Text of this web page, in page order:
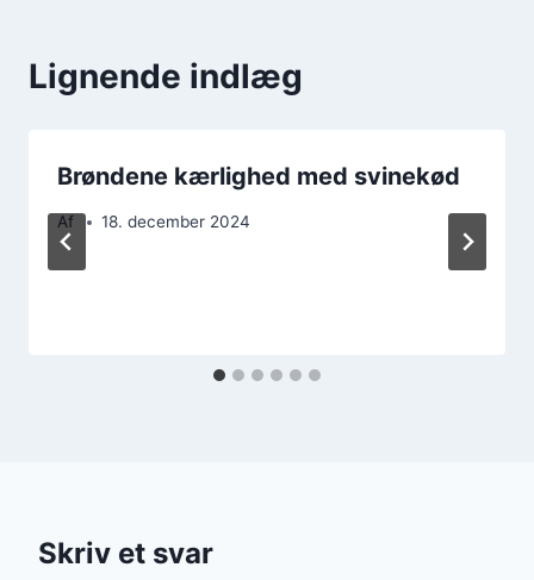
Lignende indlæg
Brøndene kærlighed med svinekød
Af 18. december 2024
Skriv et svar